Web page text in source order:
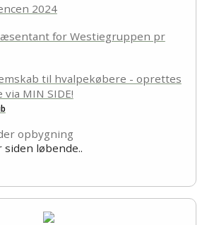
2024
for Westiegruppen pr
til hvalpekøbere - oprettes
MIN SIDE!
opbygning
siden løbende..